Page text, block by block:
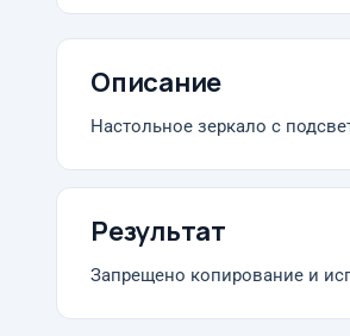
Описание
Настольное зеркало с
Результат
Запрещено копирование и